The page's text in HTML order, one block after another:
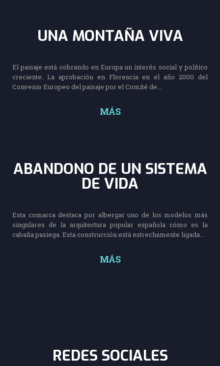
UNA MONTAÑA VIVA
El paisaje está cobrando en Europa un interés social y político
creciente. La aprobación en Florencia en el año 2000 del
Convenio Europeo del paisaje por el Comité de...
MÁS
ABANDONO DE UN SISTEMA
DE VIDA
Esta comarca destaca por albergar uno de los modelos más
singulares de la arquitectura popular española cómo es la
cabaña pasiega. Esta construcción está estrechamente ligada...
MÁS
REDES SOCIALES